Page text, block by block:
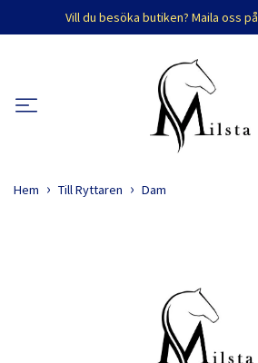
Vill du besöka butiken? Maila oss på
Hem Till Ryttaren Dam